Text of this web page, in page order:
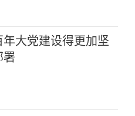
大党建设得更加坚
署